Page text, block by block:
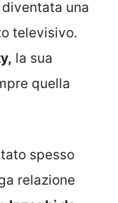
una
televisivo.
la sua
quella
spesso
relazione